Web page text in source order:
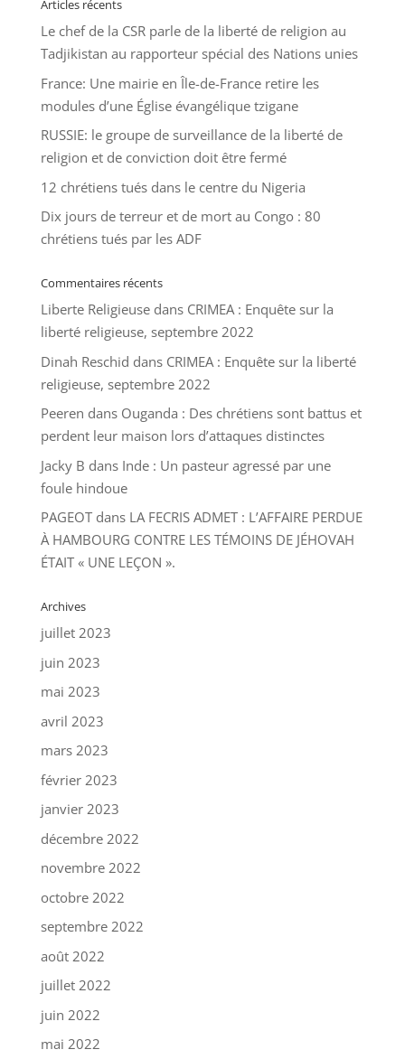
Articles récents
Le chef de la CSR parle de la liberté de religion au
Tadjikistan au rapporteur spécial des Nations unies
France: Une mairie en Île-de-France retire les
modules d’une Église évangélique tzigane
RUSSIE: le groupe de surveillance de la liberté de
religion et de conviction doit être fermé
12 chrétiens tués dans le centre du Nigeria
Dix jours de terreur et de mort au Congo : 80
chrétiens tués par les ADF
Commentaires récents
Liberte Religieusedans CRIMEA : Enquête sur la
liberté religieuse, septembre 2022
Dinah Reschid dans CRIMEA : Enquête sur la liberté
religieuse, septembre 2022
Peeren dans Ouganda : Des chrétiens sont battus et
perdent leur maison lors d’attaques distinctes
Jacky B dans Inde : Un pasteur agressé par une
foule hindoue
PAGEOTdans LA FECRIS ADMET : L’AFFAIRE PERDUE
À HAMBOURG CONTRE LES TÉMOINS DE JÉHOVAH
ÉTAIT « UNE LEÇON ».
Archives
juillet 2023
juin 2023
mai 2023
avril 2023
mars 2023
février 2023
janvier 2023
décembre 2022
novembre 2022
octobre 2022
septembre 2022
août 2022
juillet 2022
juin 2022
mai 2022